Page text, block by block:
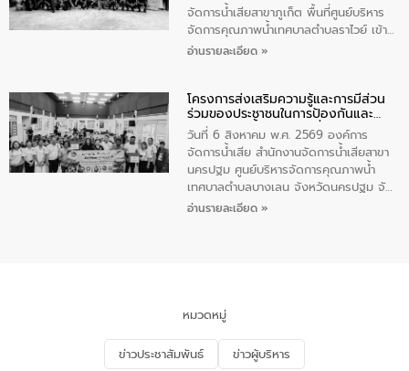
จัดการน้ำเสียสาขาภูเก็ต พื้นที่ศูนย์บริหาร
จัดการคุณภาพน้ำเทศบาลตำบลราไวย์ เข้า
ร่วมโครงการราไวย์สวยด้วยมือและใจเรา
ประชาชน ตัวแทนจากโรงแรมต่างๆ ในเขต
เทศบาลตำบลราไวย์ ศูนย์บริหารจัดการ
คุณภาพน้ำเทศบาลตำบลราไวย์ นำโดยนาย
น้อย แก้วเศษ ผู้จัดการสำนักงานจัดการน้ำ
เสียสาขาภูเก็ต พร้อมด้วยเจ้าหน้าที่ จำนวน
5 คน ร่วมทำกิจกรรม ทำความสะอาด
ชายหาดและแหล่งท่องเที่ยว ณ บริเวณ
อ่านรายละเอียด »
โครงการส่งเสริมความรู้และการมีส่วน
ร่วมของประชาชนในการป้องกันและ
แก้ไขปัญหาน้ำเสียอย่างยั่งยืน
วันที่ 6 สิงหาคม พ.ศ. 2569 องค์การ
จัดการน้ำเสีย สำนักงานจัดการน้ำเสียสาขา
นครปฐม ศูนย์บริหารจัดการคุณภาพน้ำ
เทศบาลตำบลบางเลน จังหวัดนครปฐม จัด
กิจกรรมภายใต้โครงการส่งเสริมความรู้และ
จัดการน้ำเสียและสร้างจิตสำนึกในการ
อนุรักษ์สิ่งแวดล้อม ในหัวข้อ “น้ำเสียชุมชน
และการบำบัดน้ำเสียเบื้องต้น” โดยให้ความรู้
เกี่ยวกับสาเหตุและผลกระทบของน้ำเสีย
อ่านรายละเอียด »
หมวดหมู่
ข่าวประชาสัมพันธ์ ข่าวผู้บริหาร